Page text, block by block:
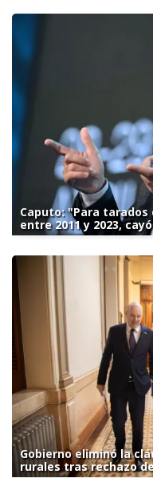
Caputo: "Para
entre 2011 y 2023,
Gobierno eliminó la
rurales tras rechazo